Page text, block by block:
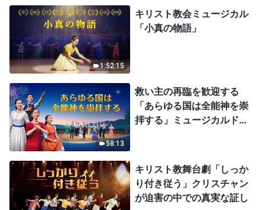
1:52:15
キリスト教会ミュージカル
「小真の物語」
58:13
救い主の再臨を歓迎する
「あらゆる国は全能神を崇
拝する」ミュージカルドラ
キリスト教舞台劇「しっか
り付き従う」クリスチャン
が迫害の中での真実な証し